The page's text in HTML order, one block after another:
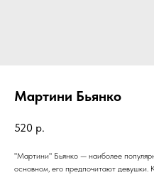
Мартини Бьянко
520 р.
"Мартини" Бьянко — наиболее
основном, его предпочитают